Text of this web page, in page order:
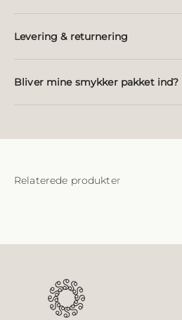
Levering & returnering
Bliver mine smykker pakket ind?